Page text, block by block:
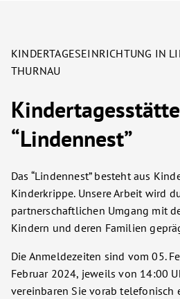
KINDERTAGESEINRICHTUNG IN
THURNAU
Kindertagesstätte
“Lindennest”
Das “Lindennest” besteht aus
Kinderkrippe. Unsere Arbeit wird
partnerschaftlichen Umgang mit
Kindern und deren Familien
Die Anmeldezeiten sind vom 05.
Februar 2024, jeweils von 14:00
vereinbaren Sie vorab telefonisch